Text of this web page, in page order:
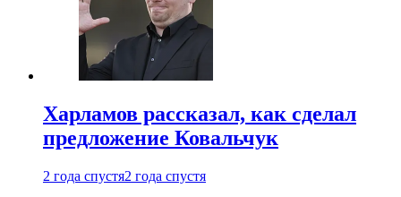
Харламов рассказал, как сделал
предложение Ковальчук
2 года спустя2 года спустя